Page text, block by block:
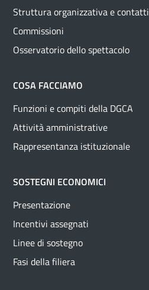
Struttura organizzativa e contatti
Commissioni
Osservatorio dello spettacolo
COSA FACCIAMO
Funzioni e compiti della DGCA
Attività amministrative
Rappresentanza istituzionale
SOSTEGNI ECONOMICI
Presentazione
Incentivi assegnati
Linee di sostegno
Fasi della filiera